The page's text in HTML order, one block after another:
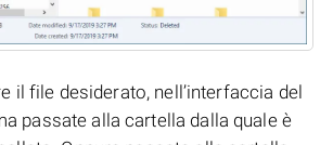
il file desiderato, nell’interfaccia del
passate alla cartella dalla quale è